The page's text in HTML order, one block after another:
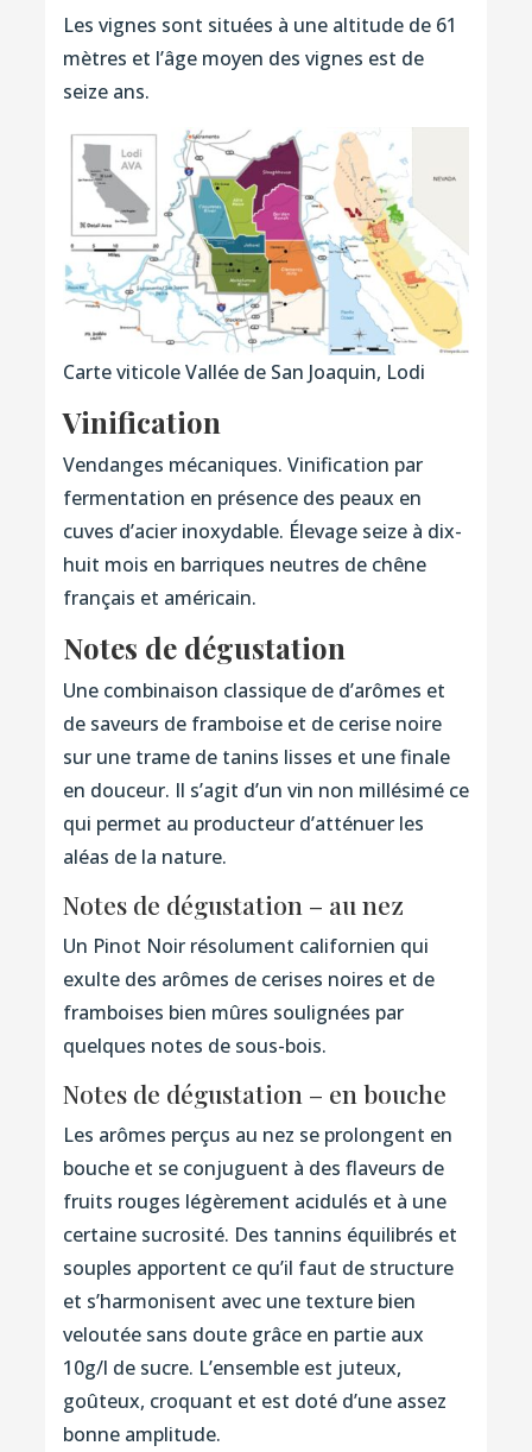
Les vignes sont situées à une altitude de 61
mètres et l’âge moyen des vignes est de
seize ans.
Carte viticole Vallée de San Joaquin, Lodi
Vinification
Vendanges mécaniques. Vinification par
fermentation en présence des peaux en
cuves d’acier inoxydable. Élevage seize à dix-
huit mois en barriques neutres de chêne
français et américain.
Notes de dégustation
Une combinaison classique de d’arômes et
de saveurs de framboise et de cerise noire
sur une trame de tanins lisses et une finale
en douceur. Il s’agit d’un vin non millésimé ce
qui permet au producteur d’atténuer les
aléas de la nature.
Notes de dégustation – au nez
Un Pinot Noir résolument californien qui
exulte des arômes de cerises noires et de
framboises bien mûres soulignées par
quelques notes de sous-bois.
Notes de dégustation – en bouche
Les arômes perçus au nez se prolongent en
bouche et se conjuguent à des flaveurs de
fruits rouges légèrement acidulés et à une
certaine sucrosité. Des tannins équilibrés et
souples apportent ce qu’il faut de structure
et s’harmonisent avec une texture bien
veloutée sans doute grâce en partie aux
10g/l de sucre. L’ensemble est juteux,
goûteux, croquant et est doté d’une assez
bonne amplitude.